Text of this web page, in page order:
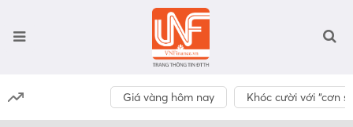
Giá vàng hôm nay Khóc cười với “cơn